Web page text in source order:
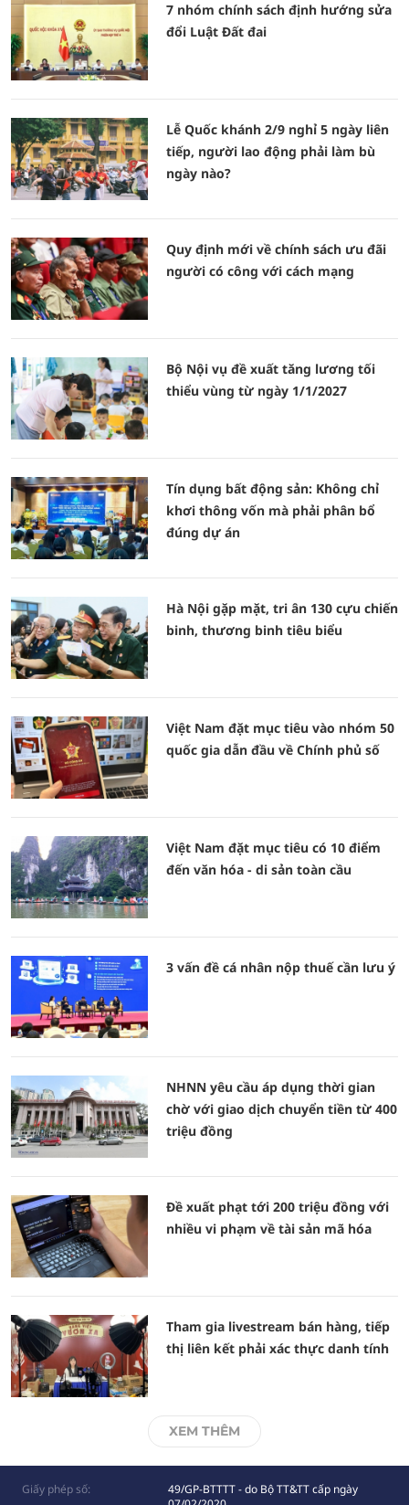
7 nhóm chính sách định hướng sửa
đổi Luật Đất đai
Lễ Quốc khánh 2/9 nghỉ 5 ngày liên
tiếp, người lao động phải làm bù
ngày nào?
Quy định mới về chính sách ưu đãi
người có công với cách mạng
Bộ Nội vụ đề xuất tăng lương tối
thiểu vùng từ ngày 1/1/2027
Tín dụng bất động sản: Không chỉ
khơi thông vốn mà phải phân bổ
đúng dự án
Hà Nội gặp mặt, tri ân 130 cựu chiến
binh, thương binh tiêu biểu
Việt Nam đặt mục tiêu vào nhóm 50
quốc gia dẫn đầu về Chính phủ số
Việt Nam đặt mục tiêu có 10 điểm
đến văn hóa - di sản toàn cầu
3 vấn đề cá nhân nộp thuế cần lưu ý
NHNN yêu cầu áp dụng thời gian
chờ với giao dịch chuyển tiền từ 400
triệu đồng
Đề xuất phạt tới 200 triệu đồng với
nhiều vi phạm về tài sản mã hóa
Tham gia livestream bán hàng, tiếp
thị liên kết phải xác thực danh tính
XEM THÊM
Giấy phép số:
49/GP-BTTTT - do Bộ TT&TT cấp ngày